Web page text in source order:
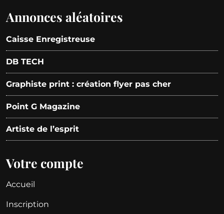
Annonces aléatoires
Caisse Enregistreuse
DB TECH
Graphiste print : création flyer pas cher
Point G Magazine
Artiste de l’esprit
Votre compte
Accueil
Inscription